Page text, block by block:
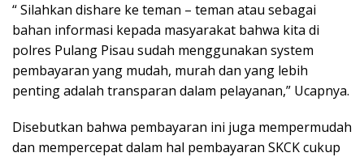
“ Silahkan dishare ke teman – teman atau sebagai
bahan informasi kepada masyarakat bahwa kita di
polres Pulang Pisau sudah menggunakan system
pembayaran yang mudah, murah dan yang lebih
penting adalah transparan dalam pelayanan,” Ucapnya.
Disebutkan bahwa pembayaran ini juga mempermudah
dan mempercepat dalam hal pembayaran SKCK cukup